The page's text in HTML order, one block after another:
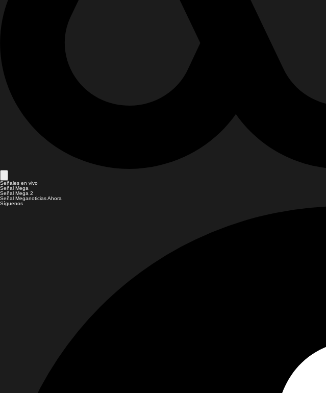
Señales en vivo
Señal Mega
Señal Mega 2
Señal Meganoticias Ahora
Síguenos